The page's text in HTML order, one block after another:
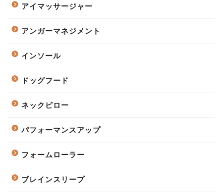
アイマッサージャー
アンガーマネジメント
インソール
ドッグフード
ネックピロー
パフォーマンスアップ
フォームローラー
ブレインスリープ